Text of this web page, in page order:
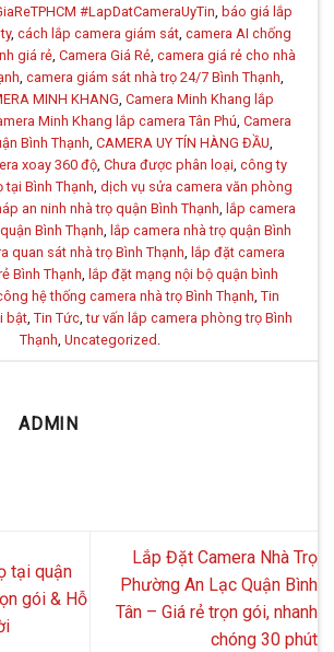
#LapDatCameraUyTin, báo giá lắp
, cách lắp camera giám sát, camera AI chống
giá rẻ, Camera Giá Rẻ, camera giá rẻ cho nhà
, camera giám sát nhà trọ 24/7 Bình Thạnh,
MINH KHANG, Camera Minh Khang lắp
Minh Khang lắp camera Tân Phú, Camera
Bình Thạnh, CAMERA UY TÍN HÀNG ĐẦU,
xoay 360 độ, Chưa được phân loại, công ty
tại Bình Thạnh, dịch vụ sửa camera văn phòng
an ninh nhà trọ quận Bình Thạnh, lắp camera
Bình Thạnh, lắp camera nhà trọ quận Bình
quan sát nhà trọ Bình Thạnh, lắp đặt camera
Bình Thạnh, lắp đặt mạng nội bộ quận bình
hệ thống camera nhà trọ Bình Thạnh, Tin
bật, Tin Tức,tư vấn lắp camera phòng trọ Bình
Thạnh, Uncategorized .
ADMIN
tại quận
gói & Hỗ
Lắp Đặt Camera Nhà Trọ
Phường An Lạc Quận Bình
Tân – Giá rẻ trọn gói, nhanh
chóng 30 phút